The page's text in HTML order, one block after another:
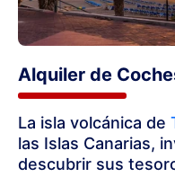
Alquiler de
La isla volcánica de
las Islas Canarias,
descubrir sus